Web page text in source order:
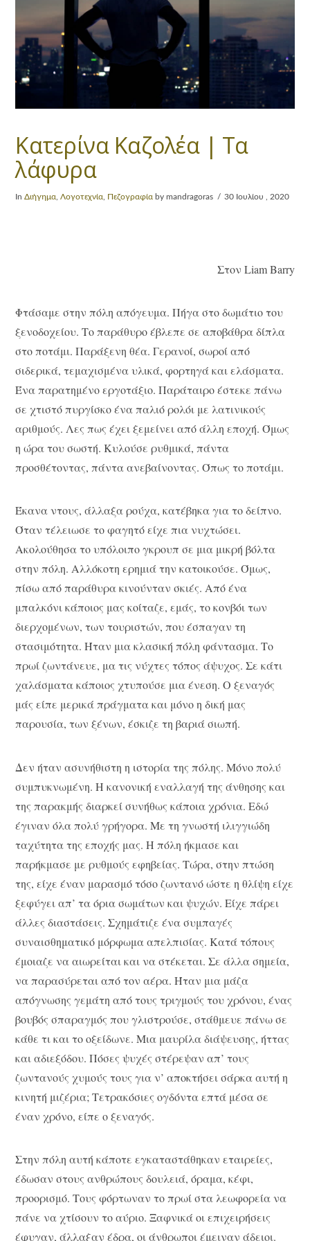
Κατερίνα Καζολέα | Tα
λάφυρα
InΔιήγημα ,Λογοτεχνία Πεζογραφία by mandragoras 30 Ιουλίου , 2020
Στον Liam Barry
Φτάσαμε στην πόλη απόγευμα. Πήγα στο δωμάτιο του
ξενοδοχείου. Το παράθυρο έβλεπε σε αποβάθρα δίπλα
στο ποτάμι. Παράξενη θέα. Γερανοί, σωροί από
σιδερικά, τεμαχισμένα υλικά, φορτηγά και ελάσματα.
Ένα παρατημένο εργοτάξιο. Παράταιρο έστεκε πάνω
σε χτιστό πυργίσκο ένα παλιό ρολόι με λατινικούς
αριθμούς. Λες πως έχει ξεμείνει από άλλη εποχή. Όμως
η ώρα του σωστή. Κυλούσε ρυθμικά, πάντα
προσθέτοντας, πάντα ανεβαίνοντας. Όπως το ποτάμι.
Έκανα ντους, άλλαξα ρούχα, κατέβηκα για το δείπνο.
Όταν τέλειωσε το φαγητό είχε πια νυχτώσει.
Ακολούθησα το υπόλοιπο γκρουπ σε μια μικρή βόλτα
στην πόλη. Αλλόκοτη ερημιά την κατοικούσε. Όμως,
πίσω από παράθυρα κινούνταν σκιές. Από ένα
μπαλκόνι κάποιος μας κοίταζε, εμάς, το κονβόι των
διερχομένων, των τουριστών, που έσπαγαν τη
στασιμότητα. Ήταν μια κλασική πόλη φάντασμα. Το
πρωί ζωντάνευε, μα τις νύχτες τόπος άψυχος. Σε κάτι
χαλάσματα κάποιος χτυπούσε μια ένεση. Ο ξεναγός
μάς είπε μερικά πράγματα και μόνο η δική μας
παρουσία, των ξένων, έσκιζε τη βαριά σιωπή.
Δεν ήταν ασυνήθιστη η ιστορία της πόλης. Μόνο πολύ
συμπυκνωμένη. Η κανονική εναλλαγή της άνθησης και
της παρακμής διαρκεί συνήθως κάποια χρόνια. Εδώ
έγιναν όλα πολύ γρήγορα. Με τη γνωστή ιλιγγιώδη
ταχύτητα της εποχής μας. Η πόλη ήκμασε και
παρήκμασε με ρυθμούς εφηβείας. Τώρα, στην πτώση
της, είχε έναν μαρασμό τόσο ζωντανό ώστε η θλίψη είχε
ξεφύγει απ’ τα όρια σωμάτων και ψυχών. Είχε πάρει
άλλες διαστάσεις. Σχημάτιζε ένα συμπαγές
συναισθηματικό μόρφωμα απελπισίας. Κατά τόπους
έμοιαζε να αιωρείται και να στέκεται. Σε άλλα σημεία,
να παρασύρεται από τον αέρα. Ήταν μια μάζα
απόγνωσης γεμάτη από τους τριγμούς του χρόνου, ένας
βουβός σπαραγμός που γλιστρούσε, στάθμευε πάνω σε
κάθε τι και το οξείδωνε. Μια μαυρίλα διάψευσης, ήττας
και αδιεξόδου. Πόσες ψυχές στέρεψαν απ’ τους
ζωντανούς χυμούς τους για ν’ αποκτήσει σάρκα αυτή η
κινητή μιζέρια; Τετρακόσιες ογδόντα επτά μέσα σε
έναν χρόνο, είπε ο ξεναγός.
Στην πόλη αυτή κάποτε εγκαταστάθηκαν εταιρείες,
έδωσαν στους ανθρώπους δουλειά, όραμα, κέφι,
προορισμό. Τους φόρτωναν το πρωί στα λεωφορεία να
πάνε να χτίσουν το αύριο. Ξαφνικά οι επιχειρήσεις
έφυγαν, άλλαξαν έδρα, οι άνθρωποι έμειναν άδειοι.